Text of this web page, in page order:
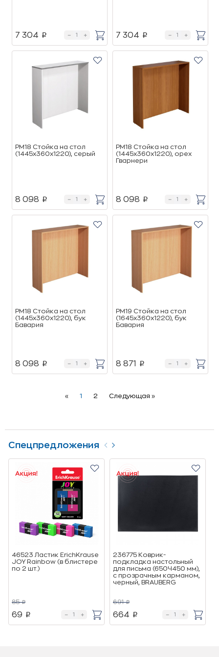
7 304 p 7 304 p
РМ18 Стойка на стол
(1445х360х1220), cерый
8 098 p
РМ18 Стойка на стол
(1445х360х1220), орех
Гварнери
8 098 p
РМ18 Стойка на стол
(1445х360х1220), бук
Бавария
8 098 p
РМ19 Стойка на стол
(1645х360х1220), бук
Бавария
8 871 p
« Previous
1 2 Следующая »Next
Спецпредложения
46523 Ластик ErichKrause
JOY Rainbow (в блистере
по 2 шт.)
85 p
69 p
236775 Коврик-
подкладка настольный
для письма (650Ч450 мм),
с прозрачным карманом,
черный, BRAUBERG
691 p
664 p